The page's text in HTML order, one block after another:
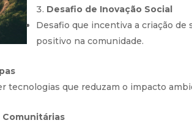
Desafio de Inovação Social
Desafio que incentiva a criação
positivo na comunidade.
tecnologias que reduzam o impacto
Comunitárias